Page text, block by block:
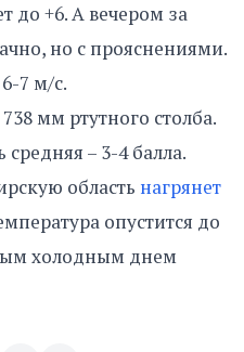
до +6. А вечером за
но с прояснениями.
7 м/с.
мм ртутного столба.
– 3-4 балла.
область нагрянет
опустится до
холодным днем